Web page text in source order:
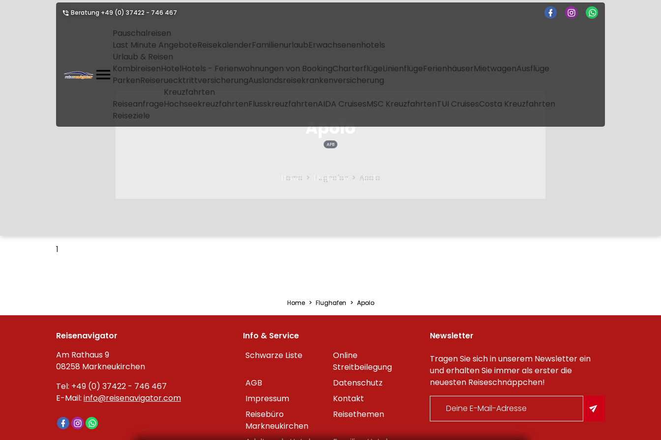
Beratung +49 (0) 37422 - 746 467
Pauschalreisen
Last Minute AngeboteReisekalenderFamilienurlaubErwachsenenhotels
Urlaub & Reisen
KombireisenHotelHotels - Ferienwohnungen von BookingCharterflügeLinienflügeFerienhäuserMietwagenAusflüge
ParkenReiseruecktrittversicherungAuslandsreisekrankenversicherung
Reiseanfrage
Kreuzfahrten
HochseekreuzfahrtenFlusskreuzfahrtenAIDA CruisesMSC KreuzfahrtenTUI CruisesCosta Kreuzfahrten
Reiseziele
Apolo
APB
Home Flughafen Apolo
1
Home Flughafen Apolo
Reisenavigator
Am Rathaus 9
08258 Markneukirchen
Tel: +49 (0) 37422 - 746 467
E-Mail: info@reisenavigator.com
Info & Service
Schwarze Liste
Online
Streitbeilegung
AGB
Datenschutz
Impressum
Kontakt
Reisebüro
Markneukirchen
Reisethemen
Newsletter
Tragen Sie sich in unserem Newsletter ein
und erhalten Sie immer als erster die
neuesten Reiseschnäppchen!